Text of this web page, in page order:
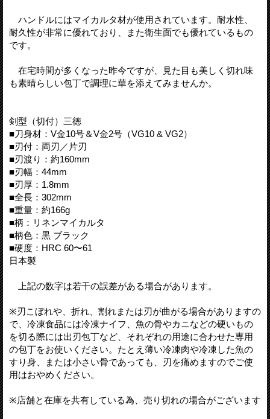
ハンドルにはマイカルタ材が使用されています。耐水性、
耐久性が非常に優れており、また衛生面でも優れているもの
です。
在宅時間が多くなった昨今ですが、見た目も美しく切れ味
も素晴らしい包丁で調理に華を添えてみませんか。
剣型（切付）三徳
■刀身材：V金10号＆V金2号（VG10 & VG2）
■刃付：両刃／片刃
■刃渡り：約160mm
■刃幅：44mm
■刃厚：1.8mm
■全長：302mm
■重量：約166g
■柄：リネンマイカルタ
■柄色：黒 ブラック
■硬度：HRC 60〜61
日本製
上記の数字は若干の誤差がある場合があります。
※刃こぼれや、折れ、割れまたは刃が曲がる場合がありますの
で、冷凍食品には冷凍ナイフ、魚の骨やカニなどの硬いもの
を切る際には出刃包丁など、それぞれの用途に合わせた専用
の包丁をお使いください。たとえ薄い冷凍肉や冷凍した魚の
すり身、または小さい骨であっても、刃を痛めますのでご使
用はおやめください。
※店舗と在庫を共有している為、売り切れの場合がございます